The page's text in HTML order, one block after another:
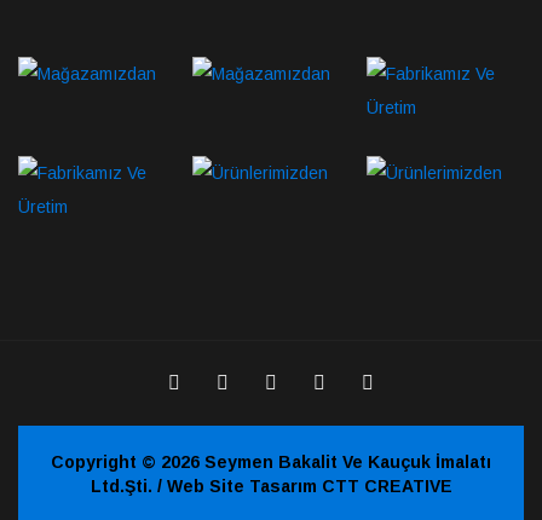
Copyright © 2026 Seymen Bakalit Ve Kauçuk İmalatı
Ltd.Şti. / Web Site Tasarım CTT CREATIVE